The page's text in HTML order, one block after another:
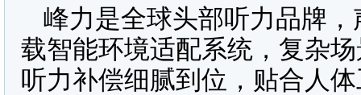
峰力是全球头部听力品牌
载智能环境适配系统，复杂
听力补偿细腻到位，贴合人